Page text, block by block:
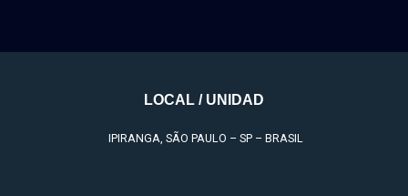
LOCAL / UNIDAD
IPIRANGA, SÃO PAULO – SP – BRASIL